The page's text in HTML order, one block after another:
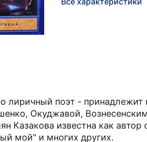
лиричный поэт - принадлежит
Окуджавой,
Казакова известна как
мой" и многих других.